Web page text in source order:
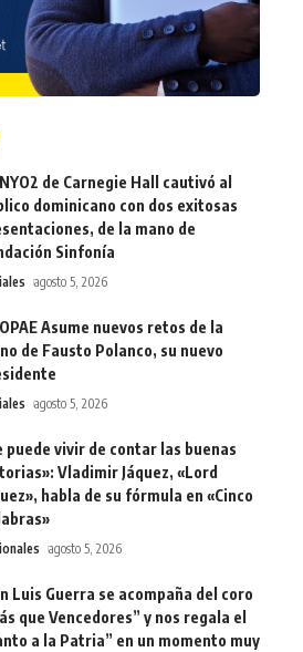
de Carnegie Hall cautivó al
dominicano con dos exitosas
de la mano de
Sinfonía
agosto 5, 2026
Asume nuevos retos de la
de Fausto Polanco, su nuevo
agosto 5, 2026
puede vivir de contar las buenas
Vladimir Jáquez, «Lord
habla de su fórmula en «Cinco
agosto 5, 2026
Luis Guerra se acompaña del coro
que Vencedores” y nos regala el
a la Patria” en un momento muy